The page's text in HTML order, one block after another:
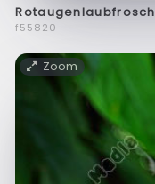
Rotaugenlaubfrosch
f55820
Zoom